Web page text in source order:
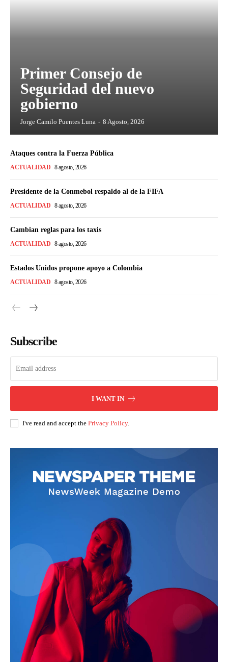
Primer Consejo de
Seguridad del nuevo
gobierno
Jorge Camilo Puentes Luna - 8 Agosto, 2026
Ataques contra la Fuerza Pública
ACTUALIDAD 8 agosto, 2026
Presidente de la Conmebol respaldo al de la FIFA
ACTUALIDAD 8 agosto, 2026
Cambian reglas para los taxis
ACTUALIDAD 8 agosto, 2026
Estados Unidos propone apoyo a Colombia
ACTUALIDAD 8 agosto, 2026
Subscribe
I WANT IN
I've read and accept the Privacy Policy.